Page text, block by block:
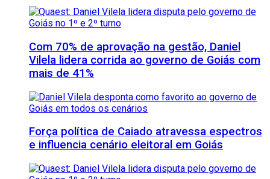
Com 70% de aprovação na gestão, Daniel
Vilela lidera corrida ao governo de Goiás com
mais de 41%
Força política de Caiado atravessa espectros
e influencia cenário eleitoral em Goiás